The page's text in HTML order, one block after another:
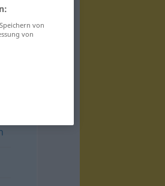
von
von